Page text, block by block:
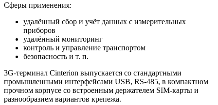
Сферы применения:
удалённый сбор и учёт данных с измерительных
приборов
удалённый мониторинг
контроль и управление транспортом
безопасность и т. п.
3G-терминал Cinterion выпускается со стандартными
промышленными интерфейсами USB, RS-485, в компактном
прочном корпусе со встроенным держателем SIM-карты и
разнообразием вариантов крепежа.